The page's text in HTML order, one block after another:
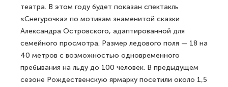
театра. В этом году будет показан спектакль
«Снегурочка» по мотивам знаменитой сказки
Александра Островского, адаптированной для
семейного просмотра. Размер ледового поля — 18 на
40 метров с возможностью одновременного
пребывания на льду до 100 человек. В предыдущем
сезоне Рождественскую ярмарку посетили около 1,5